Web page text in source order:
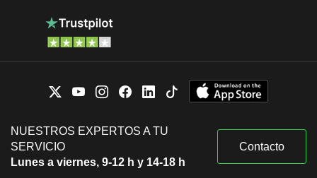
NUESTROS EXPERTOS A TU
SERVICIO
Lunes a viernes, 9-12 h y 14-18 h
Contacto